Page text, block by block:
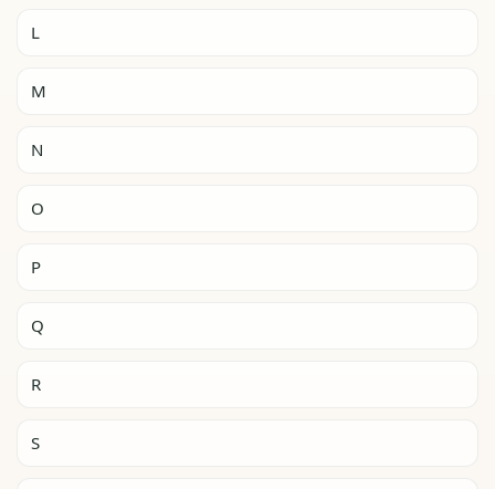
L
M
N
O
P
Q
R
S